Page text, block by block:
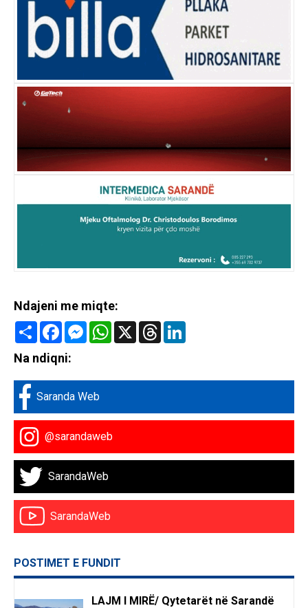
Ndajeni me miqte:
Share FacebookMessenger
WhatsApp
X Threads
Na ndiqni:
Saranda Web
@sarandaweb
SarandaWeb
SarandaWeb
POSTIMET E FUNDIT
LAJM I MIRË/ Qytetarët në Sarandë